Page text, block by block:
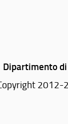
Dipartimento di
2012-